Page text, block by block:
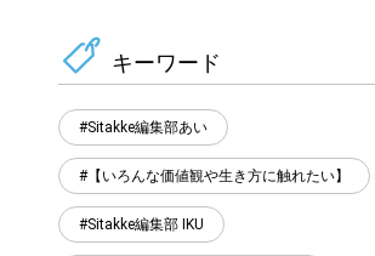
キーワード
Sitakke編集部あい
【いろんな価値観や生き方に触れたい】
Sitakke編集部 IKU